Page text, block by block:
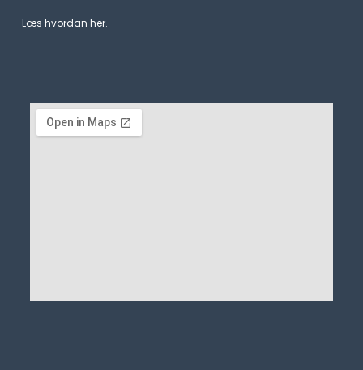
Læs hvordan her.